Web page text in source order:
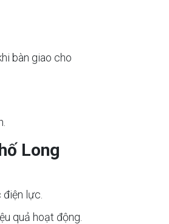
bàn giao cho
Long
lực.
quả hoạt động.